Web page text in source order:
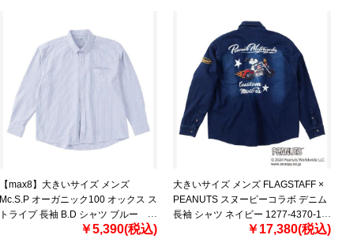
【max8】大きいサイズ メンズ
Mc.S.P オーガニック100 オックス ス
トライプ 長袖 B.D シャツ ブルー
1277-4361-2 3L 4L 5L 6L 8L
￥5,390(税込)
大きいサイズ メンズ FLAGSTAFF ×
PEANUTS スヌーピーコラボ デニム
長袖 シャツ ネイビー 1277-4370-1
￥17,380(税込)